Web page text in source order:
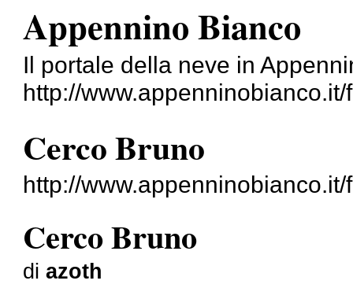
Appennino Bianco
Il portale della neve in
http://www.appenninobianco.it/
Cerco Bruno
http://
Cerco Bruno
diazoth